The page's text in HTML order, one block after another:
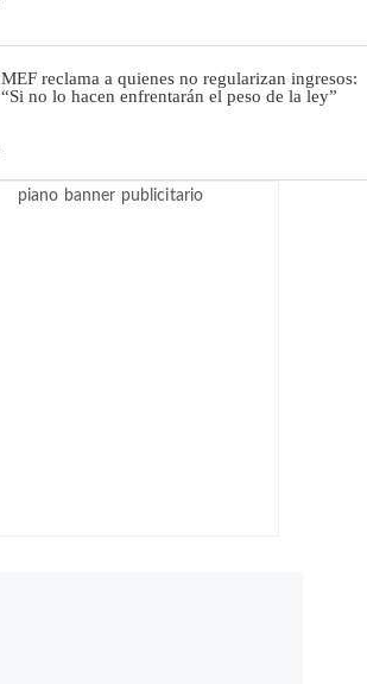
MEF reclama a quienes no regularizan ingresos:
“Si no lo hacen enfrentarán el peso de la ley”